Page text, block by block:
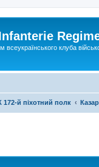
всеукраїнського клуба
172-й піхотний полк